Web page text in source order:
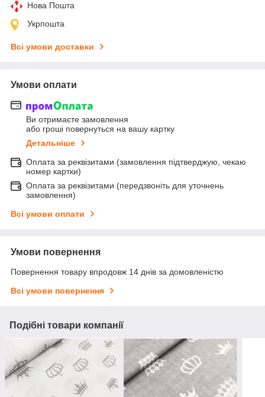
Нова Пошта
Укрпошта
Всі умови доставки
Умови оплати
Ви отримаєте замовлення
або гроші повернуться на вашу картку
Детальніше
Оплата за реквізитами (замовлення підтверджую, чекаю
номер картки)
Оплата за реквізитами (передзвоніть для уточнень
замовлення)
Всі умови оплати
Умови повернення
Повернення товару впродовж 14 днів за домовленістю
Всі умови повернення
Подібні товари компанії